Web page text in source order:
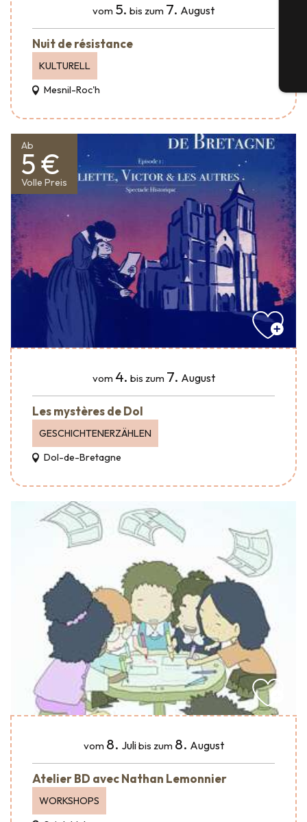
vom 5. bis zum 7. August
Nuit de résistance
KULTURELL
Mesnil-Roc'h
Ab
5 €
Volle Preis
vom 4. bis zum 7. August
Les mystères de Dol
GESCHICHTENERZÄHLEN
Dol-de-Bretagne
vom 8. Julibis zum 8. August
Atelier BD avec Nathan Lemonnier
WORKSHOPS